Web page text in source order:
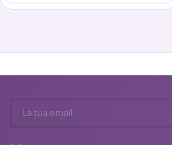
adatto ai principianti. Riceverai